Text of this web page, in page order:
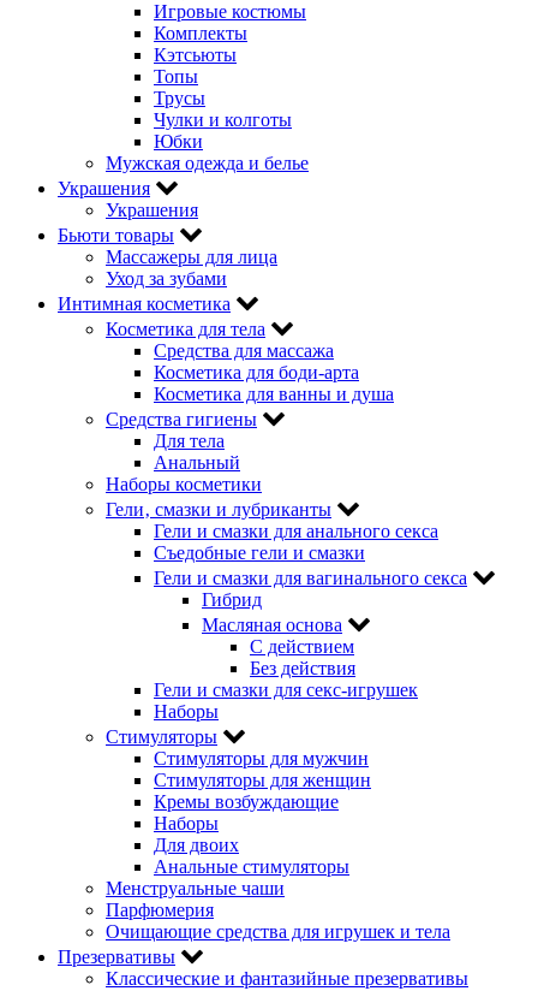
Игровые костюмы
Комплекты
Кэтсьюты
Топы
Трусы
Чулки и колготы
Юбки
Мужская одежда и белье
Украшения
Украшения
Бьюти товары
Массажеры для лица
Уход за зубами
Интимная косметика
Косметика для тела
Средства для массажа
Косметика для боди-арта
Косметика для ванны и душа
Средства гигиены
Для тела
Анальный
Наборы косметики
Гели‚ смазки и лубриканты
Гели и смазки для анального секса
Съедобные гели и смазки
Гели и смазки для вагинального секса
Гибрид
Масляная основа
С действием
Без действия
Гели и смазки для секс-игрушек
Наборы
Стимуляторы
Стимуляторы для мужчин
Стимуляторы для женщин
Кремы возбуждающие
Наборы
Для двоих
Анальные стимуляторы
Менструальные чаши
Парфюмерия
Очищающие средства для игрушек и тела
Презервативы
Классические и фантазийные презервативы